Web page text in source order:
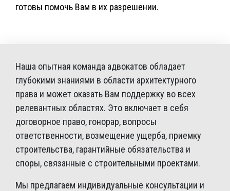
готовы помочь Вам в их разрешении.
Наша опытная команда адвокатов обладает
глубокими знаниями в области архитектурного
права и может оказать Вам поддержку во всех
релевантных областях. Это включает в себя
договорное право, гонорар, вопросы
ответственности, возмещение ущерба, приемку
строительства, гарантийные обязательства и
споры, связанные с строительными проектами.
Мы предлагаем индивидуальные консультации и